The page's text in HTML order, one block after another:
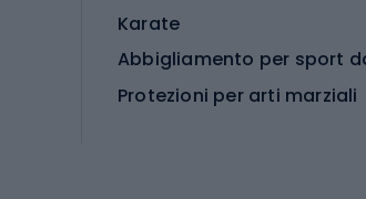
Karate
Protezioni per arti marziali